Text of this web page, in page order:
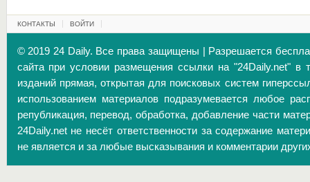
КОНТАКТЫ ВОЙТИ
© 2019 24 Daily. Все права защищены | Разрешается
сайта при условии размещения ссылки на "24Daily.net" в
изданий прямая, открытая для поисковых систем
использованием материалов подразумевается любое
републикация, перевод, обработка, добавление части
24Daily.net не несёт ответственности за содержание
не является и за любые высказывания и комментарии